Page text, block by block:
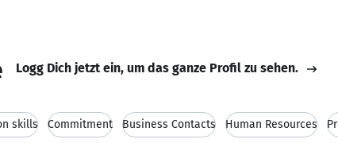
Logg Dich jetzt ein, um das ganze Profil zu sehen.
skills Commitment Business Contacts Human Resources